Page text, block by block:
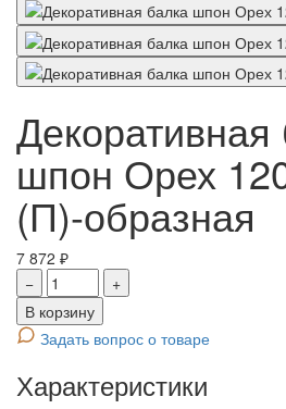
Декоративная
шпон Орех
(П)-образная
7 872 ₽
−
+
В корзину
Задать вопрос о товаре
Характеристики